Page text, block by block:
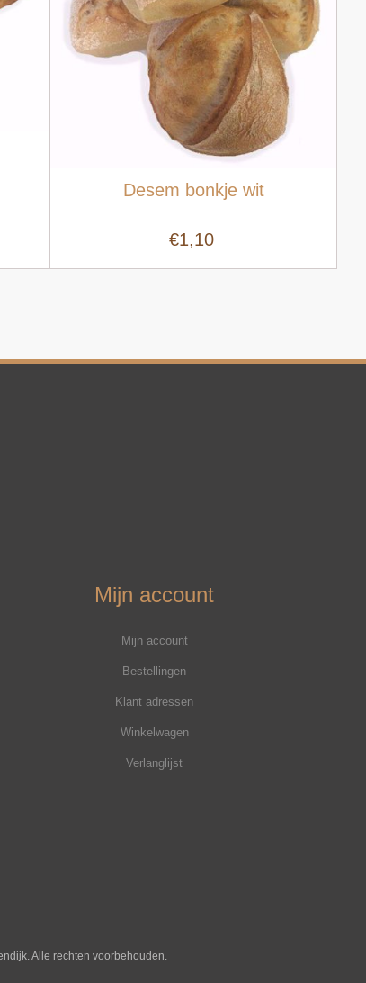
Desem bonkje wit
€1,10
Mijn account
Mijn account
Bestellingen
Klant adressen
Winkelwagen
Verlanglijst
Alle rechten voorbehouden.